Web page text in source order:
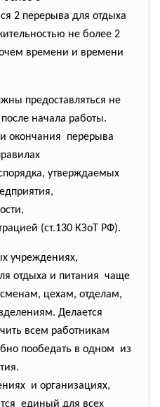
2 перерыва для отдыха
не более 2
времени и времени
предоставляться не
начала работы.
окончания перерыва
утверждаемых
(ст.130 КЗоТ РФ).
учреждениях,
отдыха и питания чаще
сменам, цехам, отделам,
Делается
всем работникам
пообедать в одном из
и организациях,
единый для всех